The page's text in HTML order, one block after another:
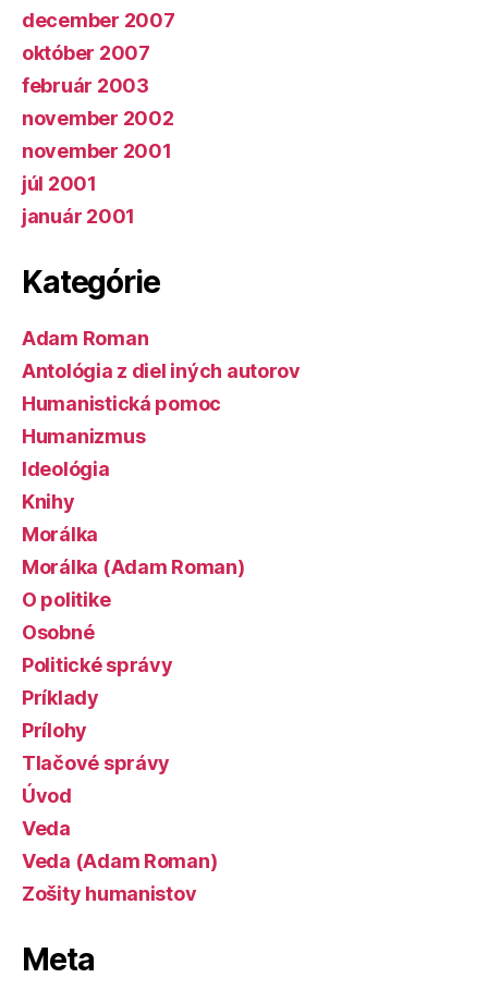
december 2007
október 2007
február 2003
november 2002
november 2001
júl 2001
január 2001
Kategórie
Adam Roman
Antológia z diel iných autorov
Humanistická pomoc
Humanizmus
Ideológia
Knihy
Morálka
Morálka (Adam Roman)
O politike
Osobné
Politické správy
Príklady
Prílohy
Tlačové správy
Úvod
Veda
Veda (Adam Roman)
Zošity humanistov
Meta